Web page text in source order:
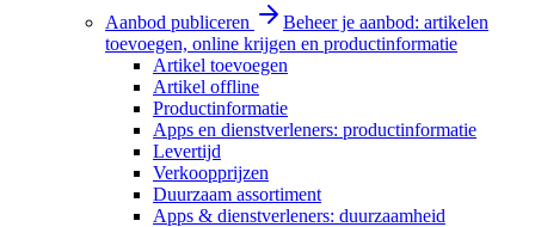
Aanbod publiceren
Beheer je aanbod: artikelen
toevoegen, online krijgen en productinformatie
Artikel toevoegen
Artikel offline
Productinformatie
Apps en dienstverleners: productinformatie
Levertijd
Verkoopprijzen
Duurzaam assortiment
Apps & dienstverleners: duurzaamheid